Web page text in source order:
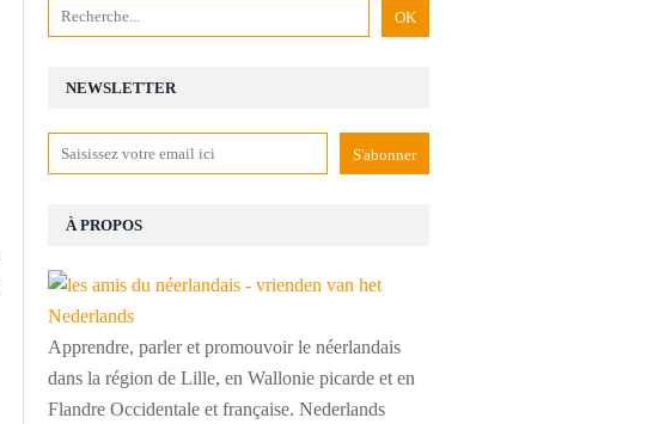
NEWSLETTER
À PROPOS
Apprendre, parler et promouvoir le néerlandais
dans la région de Lille, en Wallonie picarde et en
Flandre Occidentale et française. Nederlands